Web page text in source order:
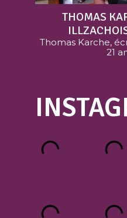
THOMAS
Thomas Karche,
21